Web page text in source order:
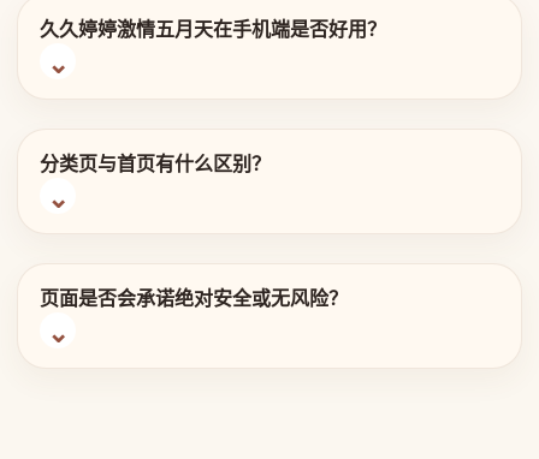
久久婷婷激情五月天在手机端是否好用？
分类页与首页有什么区别？
页面是否会承诺绝对安全或无风险？